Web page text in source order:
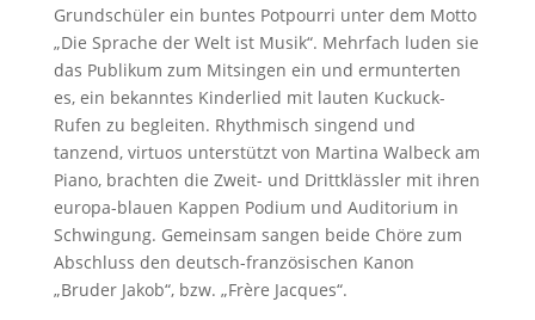
Grundschüler ein buntes Potpourri unter dem Motto
„Die Sprache der Welt ist Musik“. Mehrfach luden sie
das Publikum zum Mitsingen ein und ermunterten
es, ein bekanntes Kinderlied mit lauten Kuckuck-
Rufen zu begleiten. Rhythmisch singend und
tanzend, virtuos unterstützt von Martina Walbeck am
Piano, brachten die Zweit- und Drittklässler mit ihren
europa-blauen Kappen Podium und Auditorium in
Schwingung. Gemeinsam sangen beide Chöre zum
Abschluss den deutsch-französischen Kanon
„Bruder Jakob“, bzw. „Frère Jacques“.